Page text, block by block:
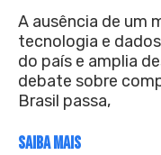
A ausência de um
tecnologia e
do país e amplia
debate sobre
Brasil passa,
SAIBA MAIS